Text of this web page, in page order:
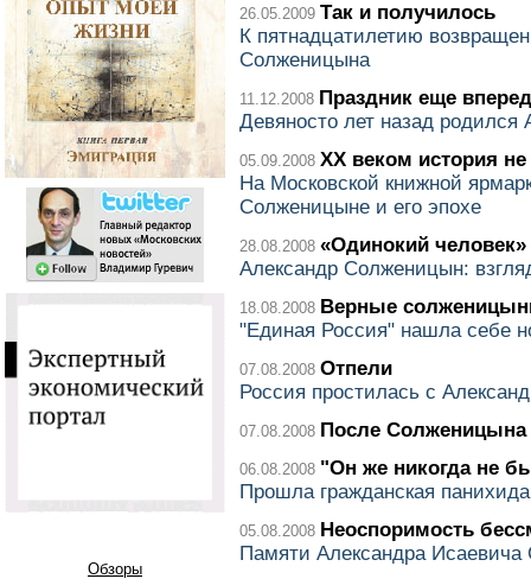
Обзоры
26.05.2009 Так и получилось
К пятнадцатилетию
Солженицына
11.12.2008 Праздник еще
Девяносто лет назад
05.09.2008 ХХ веком история не
На Московской книжной
Солженицыне и его эпохе
28.08.2008 «Одинокий человек»
Александр Солженицын:
18.08.2008 Верные
"Единая Россия" нашла себе
07.08.2008 Отпели
Россия простилась с
07.08.2008 После Солженицына
06.08.2008 "Он же никогда не
Прошла гражданская
05.08.2008 Неоспоримость
Памяти Александра